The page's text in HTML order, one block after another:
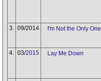
3. 09/2014 I'm Not the Only One
4. 03/2015 Lay Me Down